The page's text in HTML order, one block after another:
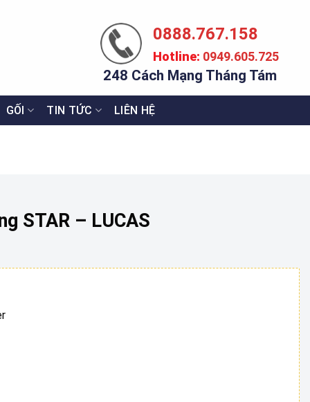
0888.767.158
Hotline: 0949.605.725
248 Cách Mạng Tháng Tám
GỐI TIN TỨC LIÊN HỆ
STAR – LUCAS